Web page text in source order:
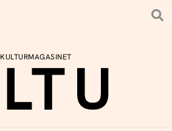
KULTURMAGASINET